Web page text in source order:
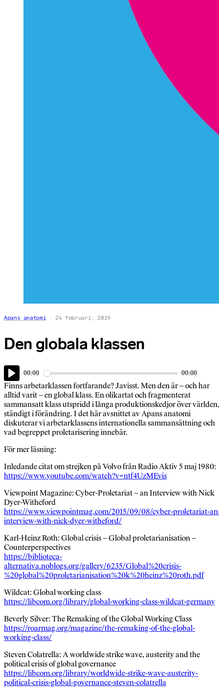
Apans anatomi 24 februari, 2019
Den globala klassen
Play
00:00 00:00
Finns arbetarklassen fortfarande? Javisst. Men den är – och har
alltid varit – en global klass. En olikartat och fragmenterat
sammansatt klass utspridd i långa produktionskedjor över världen,
ständigt i förändring. I det här avsnittet av Apans anatomi
diskuterar vi arbetarklassens internationella sammansättning och
vad begreppet proletarisering innebär.
För mer läsning:
Inledande citat om strejken på Volvo från Radio Aktiv 5 maj 1980:
https://www.youtube.com/watch?v=ntf4UzMEvis
Viewpoint Magazine: Cyber-Proletariat – an Interview with Nick
Dyer-Witheford
https://www.viewpointmag.com/2015/09/08/cyber-proletariat-
interview-with-nick-dyer-witheford/
Karl-Heinz Roth: Global crisis – Global proletarianisation –
Counterperspectives
https://biblioteca-
alternativa.noblogs.org/gallery/6235/Global%20crisis-
%20global%20proletarianisation%20k%20heinz%20roth.pdf
Wildcat: Global working class
https://libcom.org/library/global-working-class-wildcat-germany
Beverly Silver: The Remaking of the Global Working Class
https://roarmag.org/magazine/the-remaking-of-the-global-
working-class/
Steven Colatrella: A worldwide strike wave, austerity and the
political crisis of global governance
https://libcom.org/library/worldwide-strike-wave-austerity-
political-crisis-global-governance-steven-colatrella